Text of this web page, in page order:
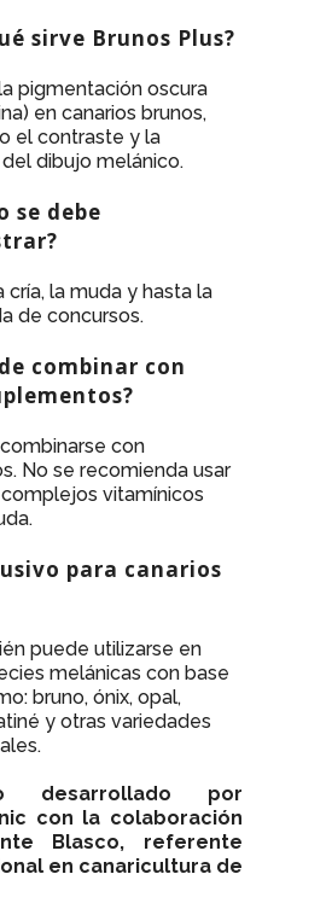
sirve Brunos Plus?
pigmentación oscura
en canarios brunos,
el contraste y la
dibujo melánico.
se debe
cría, la muda y hasta la
de concursos.
combinar con
con
No se recomienda usar
vitamínicos
para canarios
puede utilizarse en
melánicas con base
bruno, ónix, opal,
y otras variedades
desarrollado por
con la colaboración
Blasco, referente
en canaricultura de